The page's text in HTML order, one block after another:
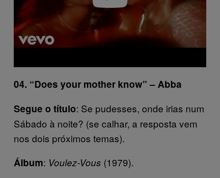
04. “Does your mother know” – Abba
Segue o título: Se pudesses, onde irias num
Sábado à noite? (se calhar, a resposta vem
nos dois próximos temas).
Álbum: Voulez-Vous (1979).